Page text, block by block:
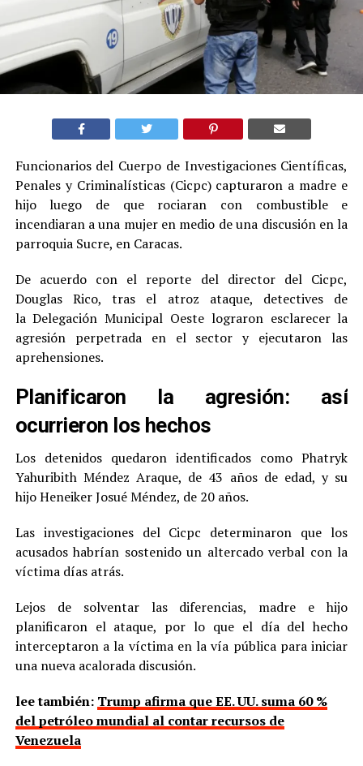
Funcionarios del Cuerpo de Investigaciones Científicas,
Penales y Criminalísticas (Cicpc) capturaron a madre e
hijo luego de que rociaran con combustible e
incendiaran a una mujer en medio de una discusión en la
parroquia Sucre, en Caracas.
De acuerdo con el reporte del director del Cicpc,
Douglas Rico, tras el atroz ataque, detectives de
la Delegación Municipal Oeste lograron esclarecer la
agresión perpetrada en el sector y ejecutaron las
aprehensiones.
Planificaron la agresión: así
ocurrieron los hechos
Los detenidos quedaron identificados como Phatryk
Yahuribith Méndez Araque, de 43 años de edad, y su
hijo Heneiker Josué Méndez, de 20 años.
Las investigaciones del Cicpc determinaron que los
acusados habrían sostenido un altercado verbal con la
víctima días atrás.
Lejos de solventar las diferencias, madre e hijo
planificaron el ataque, por lo que el día del hecho
interceptaron a la víctima en la vía pública para iniciar
una nueva acalorada discusión.
lee también: Trump afirma que EE. UU. suma 60 %
del petróleo mundial al contar recursos de
Venezuela